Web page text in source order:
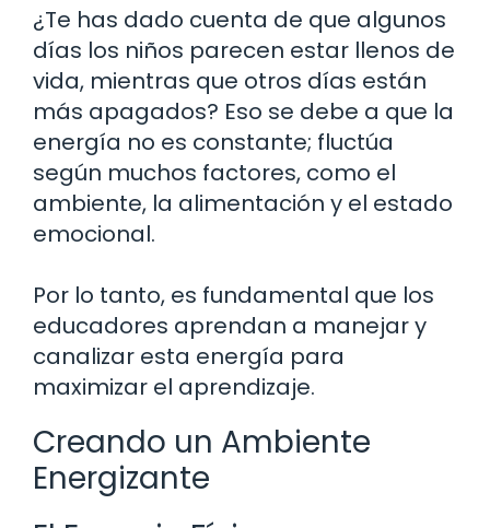
¿Te has dado cuenta de que algunos
días los niños parecen estar llenos de
vida, mientras que otros días están
más apagados? Eso se debe a que la
energía no es constante; fluctúa
según muchos factores, como el
ambiente, la alimentación y el estado
emocional.
Por lo tanto, es fundamental que los
educadores aprendan a manejar y
canalizar esta energía para
maximizar el aprendizaje.
Creando un Ambiente
Energizante